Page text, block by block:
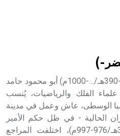
)
الخُجَنْدي (حامد بن الخضر ـ) (…-390هـ/…-1000م) أبو محمود حامد
الفلك والرياضيات، يُنسب
الوسطى، عاش وعمل في مدينة
الحالية - في ظل حكم الأمير
البويهي فخر الدولة (366-387هـ/976-997م)، اختلفت المراجع